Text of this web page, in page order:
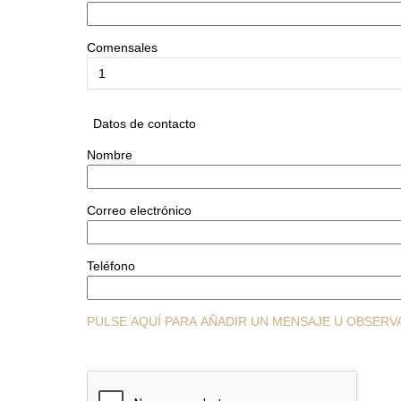
Comensales
Datos de contacto
Nombre
Correo electrónico
Teléfono
PULSE AQUÍ PARA AÑADIR UN MENSAJE U